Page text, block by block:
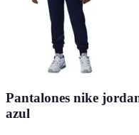
Pantalones nike
azul